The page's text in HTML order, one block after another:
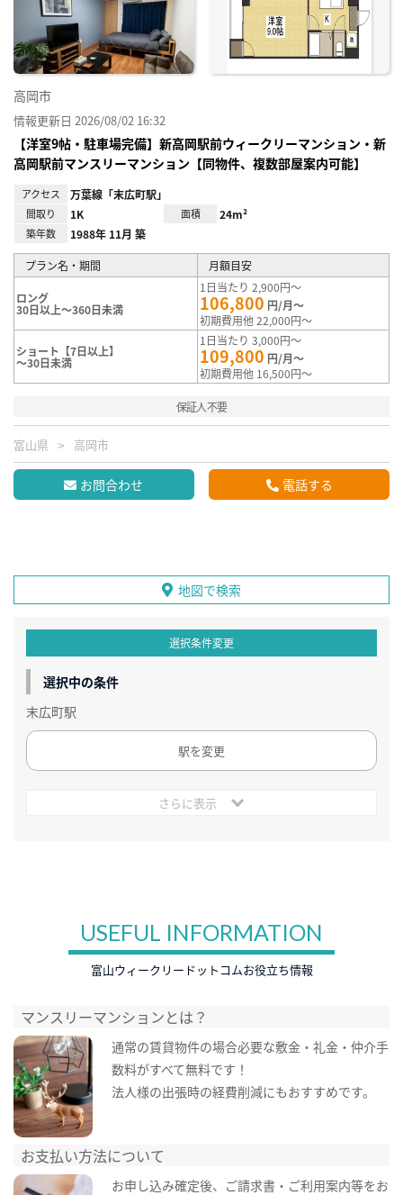
録
高岡市
情報更新日 2026/08/02 16:32
【洋室9帖・駐車場完備】新高岡駅前ウィークリーマンション・新
高岡駅前マンスリーマンション【同物件、複数部屋案内可能】
アクセス 万葉線「末広町駅」
間取り 1K 面積 24m²
築年数 1988年 11月 築
プラン名・期間 月額目安
ロング
30日以上～360日未満
1日当たり 2,900円～
106,800 円/月～
初期費用他 22,000円～
ショート【7日以上】
～30日未満
1日当たり 3,000円～
109,800 円/月～
初期費用他 16,500円～
保証人不要
富山県 高岡市
お問合わせ 電話する
地図で検索
選択条件変更
選択中の条件
末広町駅
駅を変更
さらに表示
USEFUL INFORMATION
富山ウィークリードットコムお役立ち情報
マンスリーマンションとは？
通常の賃貸物件の場合必要な敷金・礼金・仲介手
数料がすべて無料です！
法人様の出張時の経費削減にもおすすめです。
お支払い方法について
お申し込み確定後、ご請求書・ご利用案内等をお